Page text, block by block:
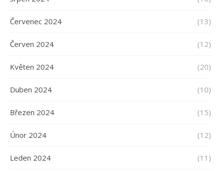
Červenec 2024 (13)
Červen 2024 (12)
Květen 2024 (20)
Duben 2024 (10)
Březen 2024 (15)
Únor 2024 (12)
Leden 2024 (11)